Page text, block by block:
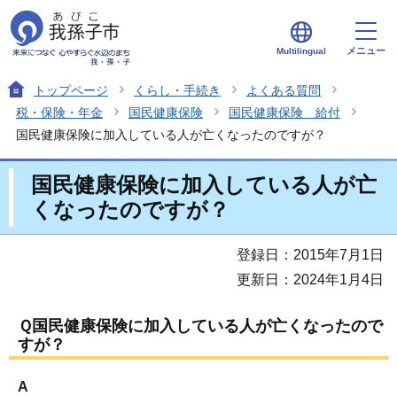
Multilingual メニュー
トップページ くらし・手続き
よくある質問
税・保険・年金
国民健康保険
国民健康保険 給付
国民健康保険に加入している人が亡くなったのですが？
国民健康保険に加入している人が亡
くなったのですが？
登録日：2015年7月1日
更新日：2024年1月4日
Ｑ国民健康保険に加入している人が亡くなったので
すが？
A